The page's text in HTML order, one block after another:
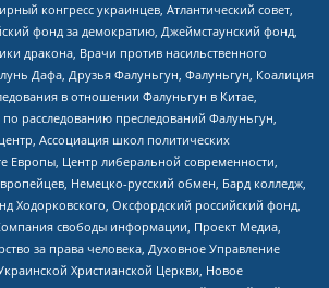
конгресс украинцев, Атлантический совет,
фонд за демократию, Джеймстаунский фонд,
дракона, Врачи против насильственного
Дафа, Друзья Фалуньгун, Фалуньгун, Коалиция
в отношении Фалуньгун в Китае,
расследованию преследований Фалуньгун,
Ассоциация школ политических
Европы, Центр либеральной современности,
Немецко-русский обмен, Бард колледж,
Ходорковского, Оксфордский российский фонд,
свободы информации, Проект Медиа,
за права человека, Духовное Управление
Христианской Церкви, Новое